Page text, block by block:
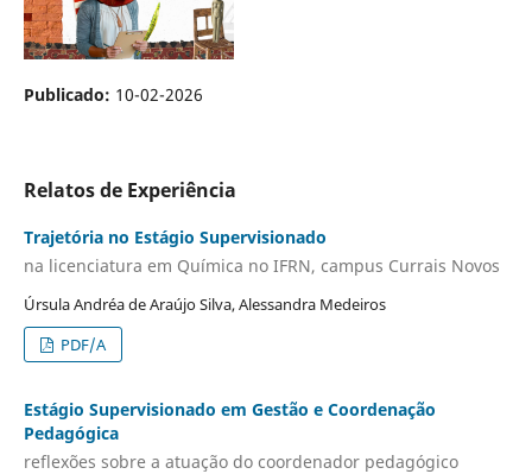
Publicado: 10-02-2026
Relatos de Experiência
Trajetória no Estágio Supervisionado
na licenciatura em Química no IFRN, campus Currais Novos
Úrsula Andréa de Araújo Silva, Alessandra Medeiros
PDF/A
Estágio Supervisionado em Gestão e Coordenação
Pedagógica
reflexões sobre a atuação do coordenador pedagógico